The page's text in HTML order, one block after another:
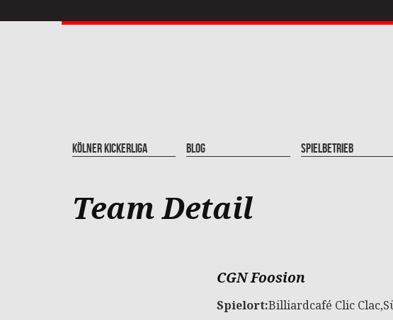
Kölner Kickerliga Blog Spielbetrieb
Team Detail
CGN Foosion
Spielort:Billiardcafé Clic